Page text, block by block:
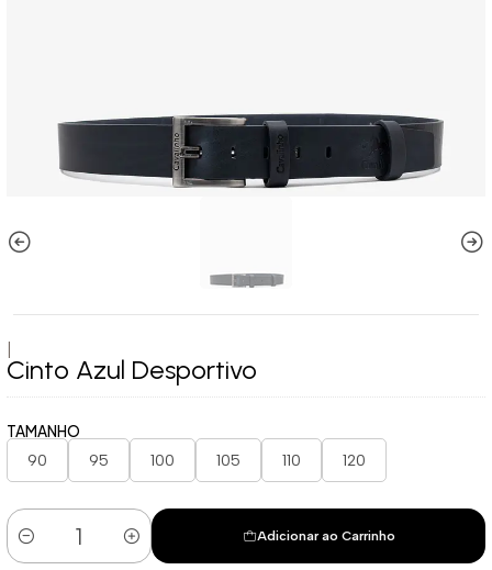
Cinto Azul Desportivo
TAMANHO
90 95 100 105 110 120
Quantidade
Adicionar ao Carrinho